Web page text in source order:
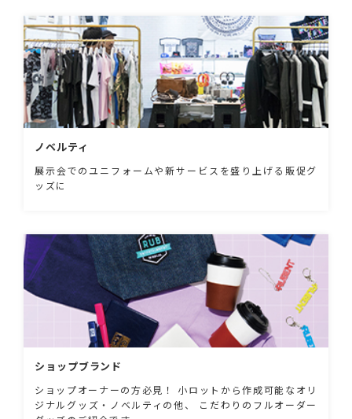
ノベルティ
展示会でのユニフォームや新サービスを盛り上げる販促グ
ッズに
ショップブランド
ショップオーナーの方必見！ 小ロットから作成可能なオリ
ジナルグッズ・ノベルティの他、 こだわりのフルオーダー